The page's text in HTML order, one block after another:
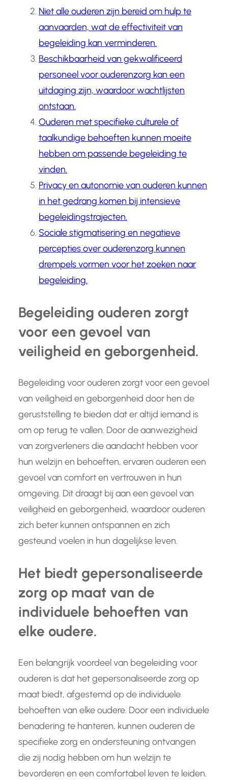
Niet alle ouderen zijn bereid om hulp te
aanvaarden, wat de effectiviteit van
begeleiding kan verminderen.
Beschikbaarheid van gekwalificeerd
personeel voor ouderenzorg kan een
uitdaging zijn, waardoor wachtlijsten
ontstaan.
Ouderen met specifieke culturele of
taalkundige behoeften kunnen moeite
hebben om passende begeleiding te
vinden.
Privacy en autonomie van ouderen kunnen
in het gedrang komen bij intensieve
begeleidingstrajecten.
Sociale stigmatisering en negatieve
percepties over ouderenzorg kunnen
drempels vormen voor het zoeken naar
begeleiding.
Begeleiding ouderen zorgt
voor een gevoel van
veiligheid en geborgenheid.
Begeleiding voor ouderen zorgt voor een gevoel
van veiligheid en geborgenheid door hen de
geruststelling te bieden dat er altijd iemand is
om op terug te vallen. Door de aanwezigheid
van zorgverleners die aandacht hebben voor
hun welzijn en behoeften, ervaren ouderen een
gevoel van comfort en vertrouwen in hun
omgeving. Dit draagt bij aan een gevoel van
veiligheid en geborgenheid, waardoor ouderen
zich beter kunnen ontspannen en zich
gesteund voelen in hun dagelijkse leven.
Het biedt gepersonaliseerde
zorg op maat van de
individuele behoeften van
elke oudere.
Een belangrijk voordeel van begeleiding voor
ouderen is dat het gepersonaliseerde zorg op
maat biedt, afgestemd op de individuele
behoeften van elke oudere. Door een individuele
benadering te hanteren, kunnen ouderen de
specifieke zorg en ondersteuning ontvangen
die zij nodig hebben om hun welzijn te
bevorderen en een comfortabel leven te leiden.